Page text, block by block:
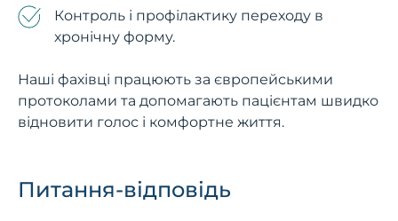
Контроль і профілактику переходу в
хронічну форму.
Наші фахівці працюють за європейськими
протоколами та допомагають пацієнтам швидко
відновити голос і комфортне життя.
Питання-відповідь